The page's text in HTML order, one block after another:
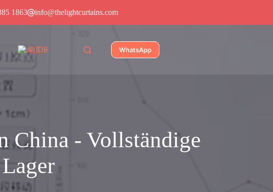
1863 info@thelightcurtains.com
DE WhatsApp
China - Vollständige